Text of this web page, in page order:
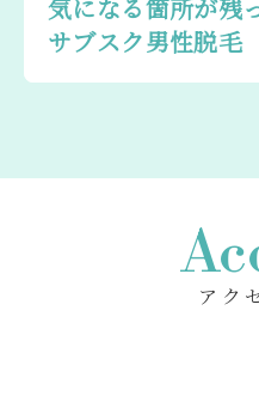
気になる箇所が残
サブスク男性脱毛
アク